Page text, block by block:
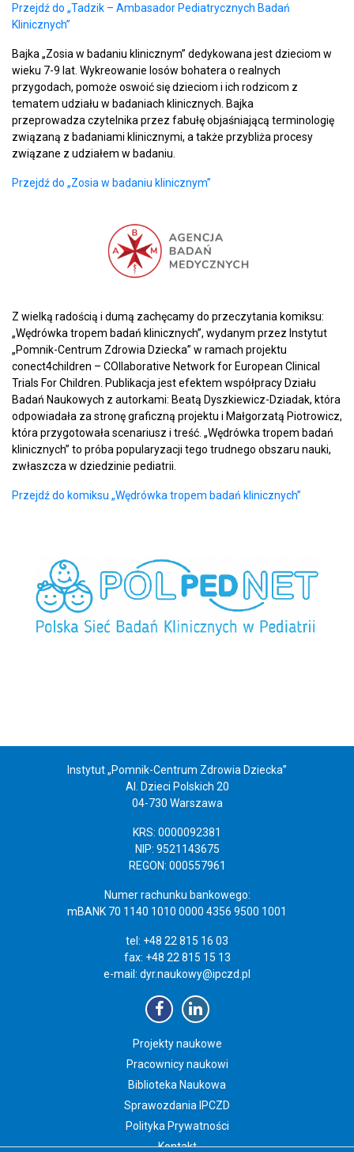
Przejdź do „Tadzik – Ambasador Pediatrycznych Badań
Klinicznych”
Bajka „Zosia w badaniu klinicznym” dedykowana jest dzieciom w
wieku 7-9 lat. Wykreowanie losów bohatera o realnych
przygodach, pomoże oswoić się dzieciom i ich rodzicom z
tematem udziału w badaniach klinicznych. Bajka
przeprowadza czytelnika przez fabułę objaśniającą terminologię
związaną z badaniami klinicznymi, a także przybliża procesy
związane z udziałem w badaniu.
Przejdź do „Zosia w badaniu klinicznym”
Z wielką radością i dumą zachęcamy do przeczytania komiksu:
„Wędrówka tropem badań klinicznych”, wydanym przez Instytut
„Pomnik-Centrum Zdrowia Dziecka” w ramach projektu
conect4children – COllaborative Network for European Clinical
Trials For Children. Publikacja jest efektem współpracy Działu
Badań Naukowych z autorkami: Beatą Dyszkiewicz-Dziadak, która
odpowiadała za stronę graficzną projektu i Małgorzatą Piotrowicz,
która przygotowała scenariusz i treść. „Wędrówka tropem badań
klinicznych” to próba popularyzacji tego trudnego obszaru nauki,
zwłaszcza w dziedzinie pediatrii.
Przejdź do komiksu „Wędrówka tropem badań klinicznych”
Instytut „Pomnik-Centrum Zdrowia Dziecka”
Al. Dzieci Polskich 20
04-730 Warszawa
KRS: 0000092381
NIP: 9521143675
REGON: 000557961
Numer rachunku bankowego:
mBANK 70 1140 1010 0000 4356 9500 1001
tel: +48 22 815 16 03
fax: +48 22 815 15 13
e-mail: dyr.naukowy@ipczd.pl
Projekty naukowe
Pracownicy naukowi
Biblioteka Naukowa
Sprawozdania IPCZD
Polityka Prywatności
Kontakt